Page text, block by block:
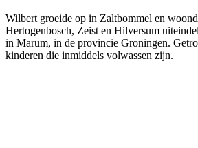
Wilbert groeide op in Zaltbommel en
Hertogenbosch, Zeist en Hilversum
in Marum, in de provincie Groningen.
kinderen die inmiddels volwassen zijn.